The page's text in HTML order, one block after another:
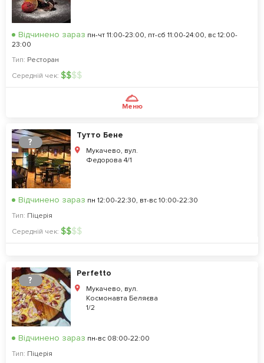
Відчинено зараз пн-чт 11:00-23:00, пт-сб 11:00-24:00, вс 12:00-
23:00
Тип: Ресторан
Середній чек: $$$$
Меню
?
Тутто Бене
Мукачево, вул.
Федорова 4/1
Відчинено зараз пн 12:00-22:30, вт-вс 10:00-22:30
Тип: Піцерія
Середній чек: $$$$
?
Perfetto
Мукачево, вул.
Космонавта Беляєва
1/2
Відчинено зараз пн-вс 08:00-22:00
Тип: Піцерія